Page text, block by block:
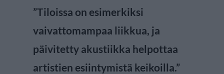
”Tiloissa on esimerkiksi
vaivattomampaa liikkua, ja
päivitetty akustiikka helpottaa
artistien esiintymistä keikoilla.”